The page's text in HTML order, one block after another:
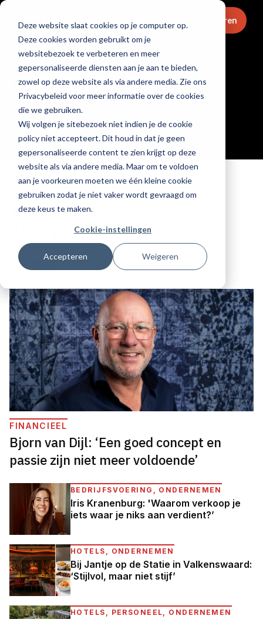
Deze website slaat cookies op je computer op.
Deze cookies worden gebruikt om je
websitebezoek te verbeteren en meer
gepersonaliseerde diensten aan je aan te bieden,
zowel op deze website als via andere media. Zie ons
Privacybeleid voor meer informatie over de cookies
die we gebruiken.
Wij volgen je sitebezoek niet indien je de cookie
policy niet accepteert. Dit houd in dat je geen
gepersonaliseerde content te zien krijgt op deze
website als via andere media. Maar om te voldoen
aan je voorkeuren moeten we één kleine cookie
gebruiken zodat je niet vaker wordt gevraagd om
deze keus te maken.
Cookie-instellingen
Accepteren Weigeren
Menu Abonneren
Home
ONDERNEMEN
Op deze pagina lees je al onze artikelen over
ondernemen.
ALLES OVER
PARTNER_REDBULL
Alles
FINANCIEEL
Bjorn van Dijl: ‘Een goed concept en
passie zijn niet meer voldoende’
BEDRIJFSVOERING, ONDERNEMEN
Iris Kranenburg: 'Waarom verkoop je
iets waar je niks aan verdient?’
HOTELS, ONDERNEMEN
Bij Jantje op de Statie in Valkenswaard:
‘Stijlvol, maar niet stijf’
HOTELS, PERSONEEL, ONDERNEMEN